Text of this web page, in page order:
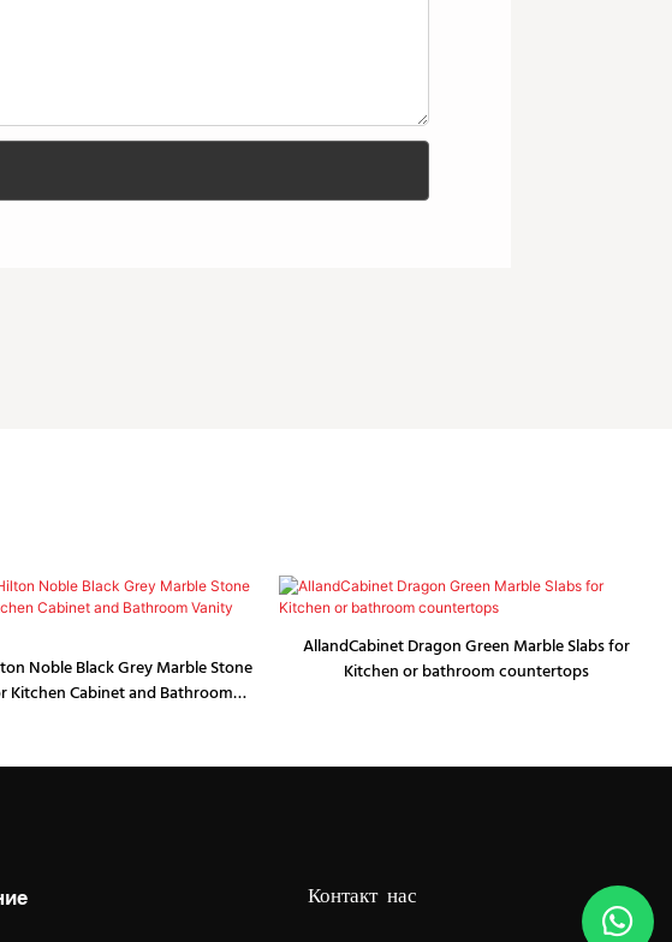
Noble Black Grey Marble Stone
Kitchen Cabinet and Bathroom
AllandCabinet Dragon Green Marble Slabs for
Kitchen or bathroom countertops
Контакт нас